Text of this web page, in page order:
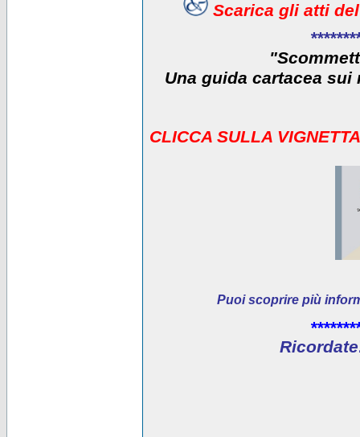
Scarica gli atti
Una guida cartacea
CLICCA SULLA
Puoi scoprire più